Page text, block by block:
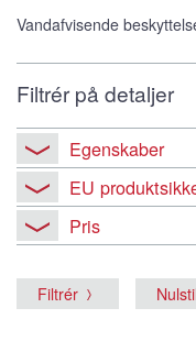
Vandafvisende
Filtrér på detaljer
Egenskaber
EU
Pris
Filtrér